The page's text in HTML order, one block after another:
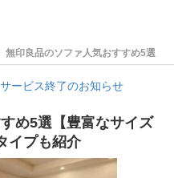
無印良品のソファ人気おすすめ5選【
ービス終了のお知らせ
め5選【豊富なサイズ
イプも紹介